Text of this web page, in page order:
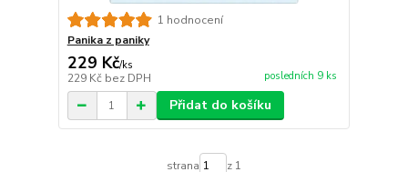
1 hodnocení
Panika z paniky
229 Kč/ks
229 Kč bez DPH posledních 9 ks
Přidat do košíku
strana z 1